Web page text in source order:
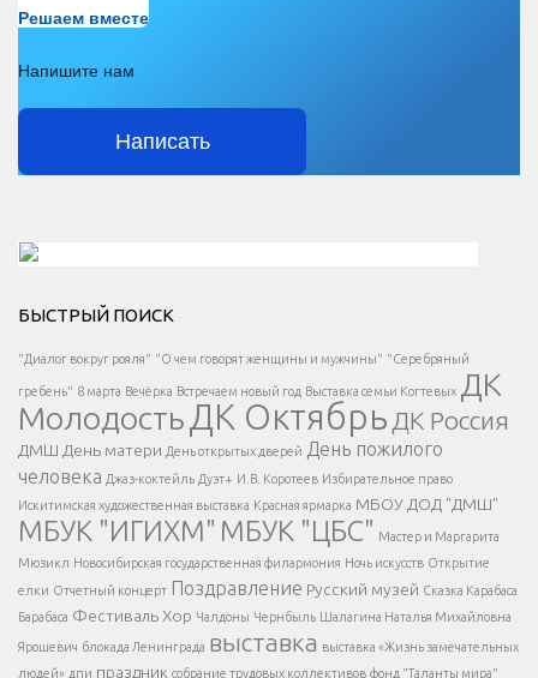
Решаем вместе
Напишите нам
Написать
Есть вопрос?
Напишите нам
</span >
Написать
</button >
</div >
</div > </div >
БЫСТРЫЙ ПОИСК
"Диалог вокруг рояля" "О чем говорят женщины и мужчины" "Серебряный
гребень" 8 марта Вечёрка Встречаем новый год Выставка семьи Когтевых ДК
МолодостьДК Октябрь ДК Россия
ДМШ День матери День открытых дверей День пожилого
человека Джаз-коктейль Дуэт+ И.В. Коротеев Избирательное право
Искитимская художественная выставка Красная ярмарка МБОУ ДОД "ДМШ"
МБУК "ИГИХМ" МБУК "ЦБС" Мастер и Маргарита
Мюзикл Новосибирская государственная филармония Ночь искусств Открытие
елки Отчетный концерт Поздравление Русский музей Сказка Карабаса
Барабаса Фестиваль Хор Чалдоны Чернбыль Шалагина Наталья Михайловна
Ярошевич блокада Ленинграда выставка выставка «Жизнь замечательных
людей» дпи праздник собрание трудовых коллективов фонд "Таланты мира"